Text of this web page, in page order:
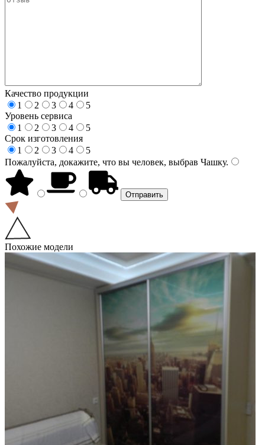
Качество продукции
1
2 3 4
5
Уровень сервиса
1
2 3 4
5
Срок изготовления
1
2 3 4
5
Пожалуйста, докажите, что вы человек, выбрав Чашку.
Похожие модели